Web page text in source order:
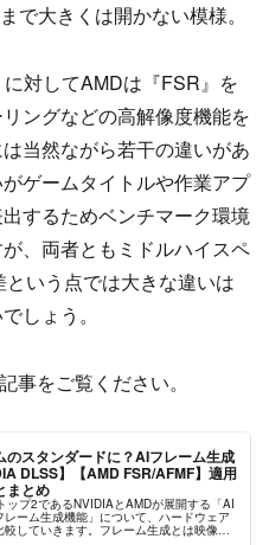
で大きくは開かない模様。
対してAMDは『FSR』を
ングなどの高解像度機能を
当然ながら若干の違いがあ
ゲームタイトルや作業アプ
するためベンチマーク環境
、両者ともミドルハイスペ
いう点では大きな違いは
しょう。
事をご覧ください。
のスタンダードに？AIフレーム生成
DLSS】【AMD FSR/AFMF】適用
まとめ
ップ2であるNVIDIAとAMDが展開する「AI
レーム生成機能」について、ハードウェア
較していきます。フレーム生成とは映像の